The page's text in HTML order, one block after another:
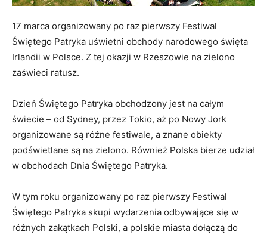
17 marca organizowany po raz pierwszy Festiwal
Świętego Patryka uświetni obchody narodowego święta
Irlandii w Polsce. Z tej okazji w Rzeszowie na zielono
zaświeci ratusz.
Dzień Świętego Patryka obchodzony jest na całym
świecie – od Sydney, przez Tokio, aż po Nowy Jork
organizowane są różne festiwale, a znane obiekty
podświetlane są na zielono. Również Polska bierze udział
w obchodach Dnia Świętego Patryka.
W tym roku organizowany po raz pierwszy Festiwal
Świętego Patryka skupi wydarzenia odbywające się w
różnych zakątkach Polski, a polskie miasta dołączą do